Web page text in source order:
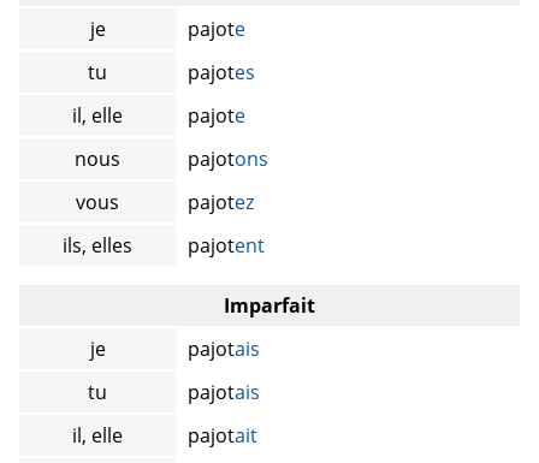
je
pajote
tu
pajotes
il, elle
pajote
nous
pajotons
vous
pajotez
ils, elles
pajotent
Imparfait
je
pajotais
tu
pajotais
il, elle
pajotait